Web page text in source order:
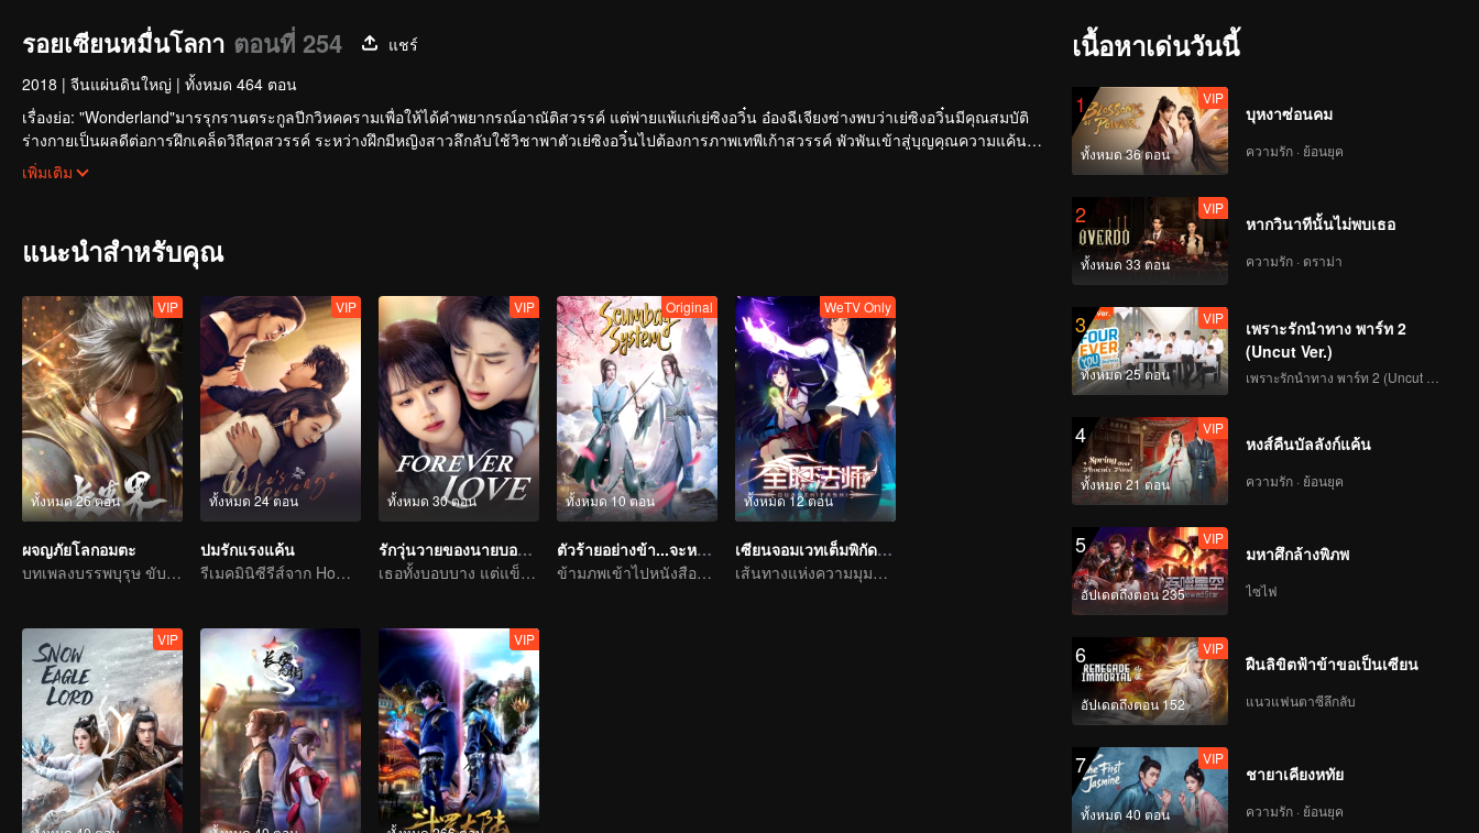
253
255
VIP VIP
257
VIP VIP
259
261
VIP
262
263
VIP
264
VIP
265
VIP
267
VIP
268
269
VIP
270
รอยเซียนหมื่นโลกา ตอนที่ 254
แชร์
2018 | จีนแผ่นดินใหญ่ | ทั้งหมด 464 ตอน
เรื่องย่อ: "Wonderland"มารรุกรานตระกูลปีกวิหคครามเพื่อให้ได้คำพยากรณ์อาณัติสวรรค์ แต่พ่ายแพ้แก่เย่ซิงอวิ๋น อ๋องฉีเจียงซ่างพบว่าเย่ซิงอวิ๋นมีคุณสมบัติ
ร่างกายเป็นผลดีต่อการฝึกเคล็ดวิถีสุดสวรรค์ ระหว่างฝึกมีหญิงสาวลึกลับใช้วิชาพาตัวเย่ซิงอวิ๋นไปต้องการภาพเทพีเก้าสวรรค์ พัวพันเข้าสู่บุญคุณความแค้น
ของเหล่ามารกับเย่ซิงอวิ๋น...
เพิ่มเติม
แนะนำสำหรับคุณ
ทั้งหมด 26 ตอน
VIP
ผจญภัยโลกอมตะ
บทเพลงบรรพบุรุษ ขับขานด้วยเลือดและน้ำตา
ทั้งหมด 24 ตอน
VIP
ปมรักแรงแค้น
รีเมคมินิซีรีส์จาก Home Temptation
ทั้งหมด 30 ตอน
VIP
รักวุ่นวายของนายบอดี้การ์ด
เธอทั้งบอบบาง แต่แข็งแกร่ง
ทั้งหมด 10 ตอน
Original
ตัวร้ายอย่างข้า...จะหนีเอาตัวรอดยังไงดี
ข้ามภพเข้าไปหนังสือและเป็นนาง(นาย)ร้ายและโหดร้ายทารุณต่อพระเอก
ทั้งหมด 12 ตอน
WeTV Only
เซียนจอมเวทเต็มพิกัด ซีซัน1
เส้นทางแห่งความมุมานะในการฝึกพัฒนาตนเอง
VIP VIP
เนื้อหาเด่นวันนี้
1
ทั้งหมด 36 ตอน
VIP
บุหงาซ่อนคม
ความรัก · ย้อนยุค
2
ทั้งหมด 33 ตอน
VIP
หากวินาทีนั้นไม่พบเธอ
ความรัก · ดราม่า
3
ทั้งหมด 25 ตอน
VIP
เพราะรักนำทาง พาร์ท 2
(Uncut Ver.)
4
ทั้งหมด 21 ตอน
VIP
หงส์คืนบัลลังก์แค้น
ความรัก · ย้อนยุค
5
อัปเดตถึงตอน 235
VIP
มหาศึกล้างพิภพ
ไซไฟ
6
อัปเดตถึงตอน 152
VIP
ฝืนลิขิตฟ้าข้าขอเป็นเซียน
แนวแฟนตาซีลึกลับ
7
ทั้งหมด 40 ตอน
VIP
ชายาเคียงหทัย
ความรัก · ย้อนยุค